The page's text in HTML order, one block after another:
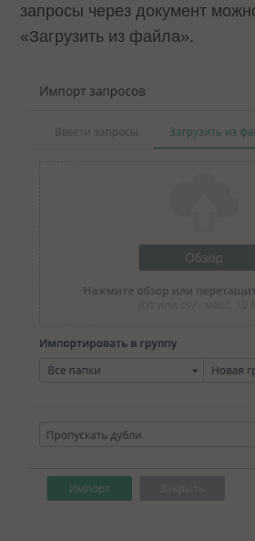
запросы через документ
«Загрузить из файла».